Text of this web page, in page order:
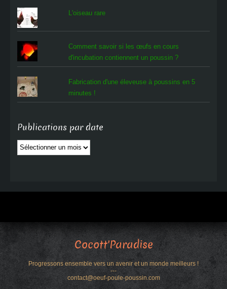
L'oiseau rare
Comment savoir si les œufs en cours
d'incubation contiennent un poussin ?
Fabrication d'une éleveuse à poussins en 5
minutes !
Publications par date
Publications
par
Cocott'Paradise
Progressons ensemble vers un avenir et un monde meilleurs !
---
contact@oeuf-poule-poussin.com